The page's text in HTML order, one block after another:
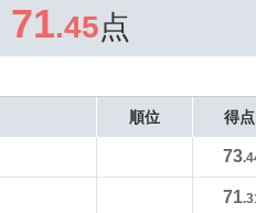
71.45点
順位 得点
73
71